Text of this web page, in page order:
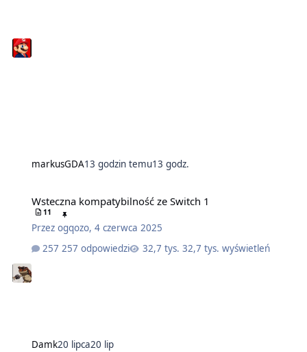
markusGDA13 godzin temu13 godz.
Wsteczna kompatybilność ze Switch 1
11
Przez ogqozo, 4 czerwca 2025
257 odpowiedzi
32,7 tys. wyświetleń
Damk20 lipca20 lip